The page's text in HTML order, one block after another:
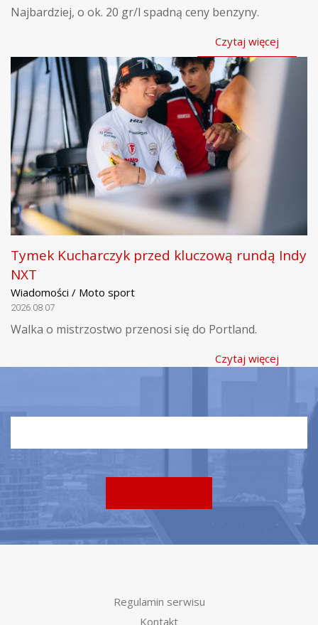
Najbardziej, o ok. 20 gr/l spadną ceny benzyny.
Czytaj więcej
Tymek Kucharczyk przed kluczową rundą Indy
NXT
Wiadomości / Moto sport
2026.08.07
Walka o mistrzostwo przenosi się do Portland.
Czytaj więcej
Regulamin serwisu
Kontakt